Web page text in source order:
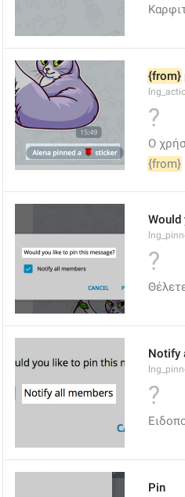
{from}
?
Ο
{from}
Would
?
Notify
?
Pin